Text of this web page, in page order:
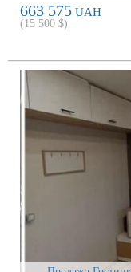
663 575 UAH
(15 500 $)